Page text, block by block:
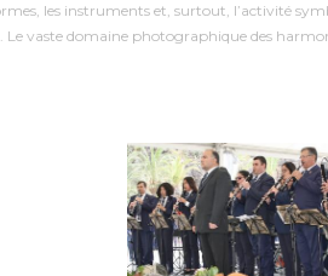
les instruments et, surtout, l’activité
Le vaste domaine photographique des